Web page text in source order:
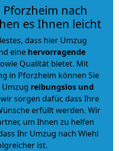
nach
es Ihnen leicht
dass hier Umzug
eine hervorragende
Qualität bietet. Mit
in Pforzheim können Sie
reibungslos und
sorgen dafür, dass Ihre
erfüllt werden. Wir
um Ihnen zu helfen
Ihr Umzug nach Wiehl
ist.